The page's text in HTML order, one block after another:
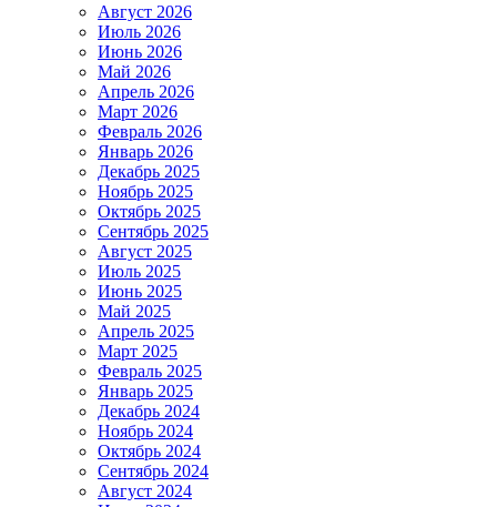
Август 2026
Июль 2026
Июнь 2026
Май 2026
Апрель 2026
Март 2026
Февраль 2026
Январь 2026
Декабрь 2025
Ноябрь 2025
Октябрь 2025
Сентябрь 2025
Август 2025
Июль 2025
Июнь 2025
Май 2025
Апрель 2025
Март 2025
Февраль 2025
Январь 2025
Декабрь 2024
Ноябрь 2024
Октябрь 2024
Сентябрь 2024
Август 2024